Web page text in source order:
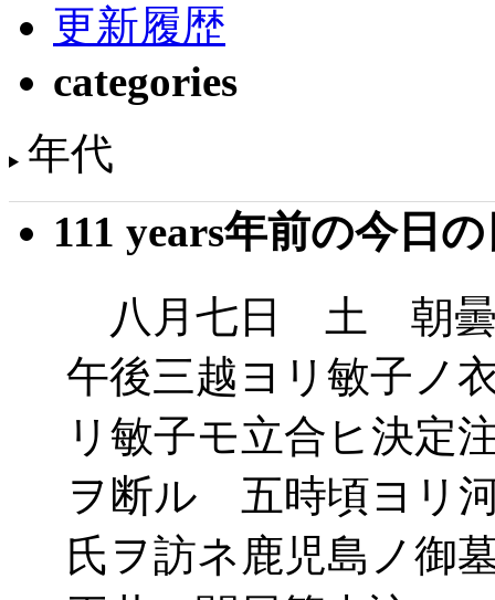
更新履歴
categories
年代
111 years年前の今日
八月七日 土 朝
午後三越ヨリ敏子ノ
リ敏子モ立合ヒ決
ヲ断ル 五時頃ヨリ
氏ヲ訪ネ鹿児島ノ